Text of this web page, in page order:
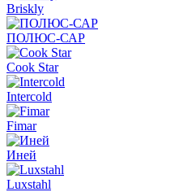
Briskly
ПОЛЮС-САР
Cook Star
Intercold
Fimar
Иней
Luxstahl